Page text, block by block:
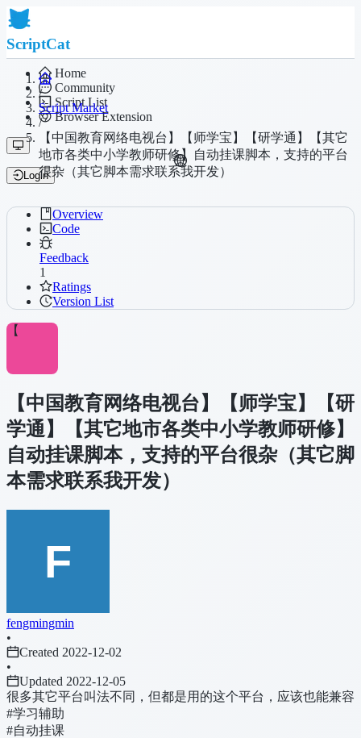
ScriptCat
Home
Community
Script List
Browser Extension
Login
/
Script Market
/
【中国教育网络电视台】【师学宝】【研学通】【其它
地市各类中小学教师研修】自动挂课脚本，支持的平台
很杂（其它脚本需求联系我开发）
Overview
Code
Feedback
1
Ratings
Version List
【
【中国教育网络电视台】【师学宝】【研
学通】【其它地市各类中小学教师研修】
自动挂课脚本，支持的平台很杂（其它脚
本需求联系我开发）
fengmingmin
•
Created 2022-12-02
•
Updated 2022-12-05
很多其它平台叫法不同，但都是用的这个平台，应该也能兼容
#学习辅助
#自动挂课